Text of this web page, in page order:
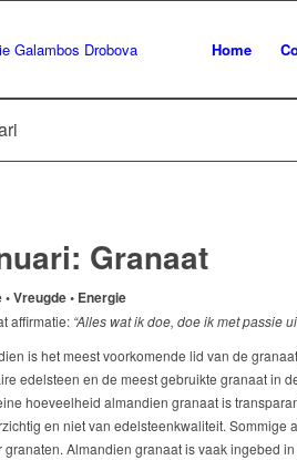
Home
Granaat
Vreugde • Energie
affirmatie: “Alles wat ik doe, doe ik met passie
is het meest voorkomende lid van de
edelsteen en de meest gebruikte granaat in
hoeveelheid almandien granaat is
en niet van edelsteenkwaliteit. Sommige
granaten. Almandien granaat is vaak ingebed